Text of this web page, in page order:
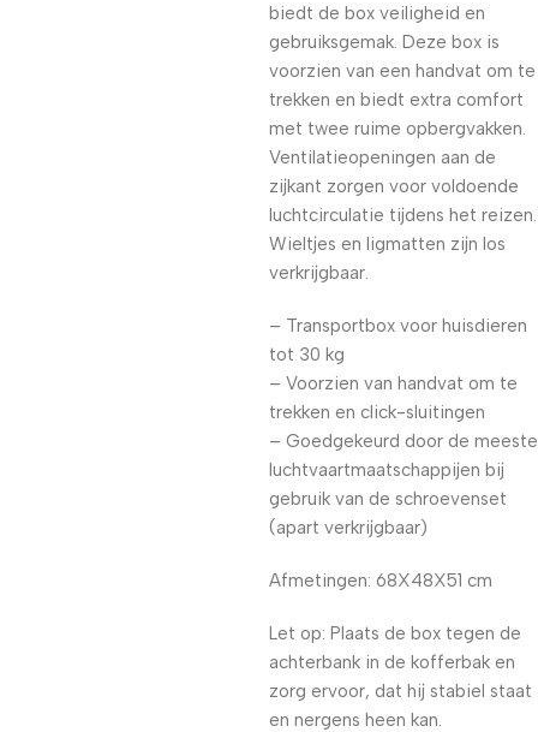
biedt de box veiligheid en
gebruiksgemak. Deze box is
voorzien van een handvat om te
trekken en biedt extra comfort
met twee ruime opbergvakken.
Ventilatieopeningen aan de
zijkant zorgen voor voldoende
luchtcirculatie tijdens het reizen.
Wieltjes en ligmatten zijn los
verkrijgbaar.
– Transportbox voor huisdieren
tot 30 kg
– Voorzien van handvat om te
trekken en click-sluitingen
– Goedgekeurd door de meeste
luchtvaartmaatschappijen bij
gebruik van de schroevenset
(apart verkrijgbaar)
Afmetingen: 68X48X51 cm
Let op: Plaats de box tegen de
achterbank in de kofferbak en
zorg ervoor, dat hij stabiel staat
en nergens heen kan.